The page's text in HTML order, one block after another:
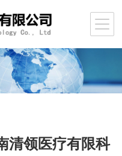
清领医疗有限科